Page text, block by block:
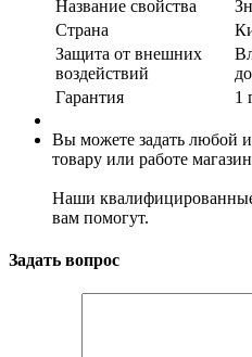
Название свойства
Страна
Защита от внешних
воздействий
Гарантия
1
Вы можете задать любой
товару или работе
Наши
вам помогут.
Задать вопрос